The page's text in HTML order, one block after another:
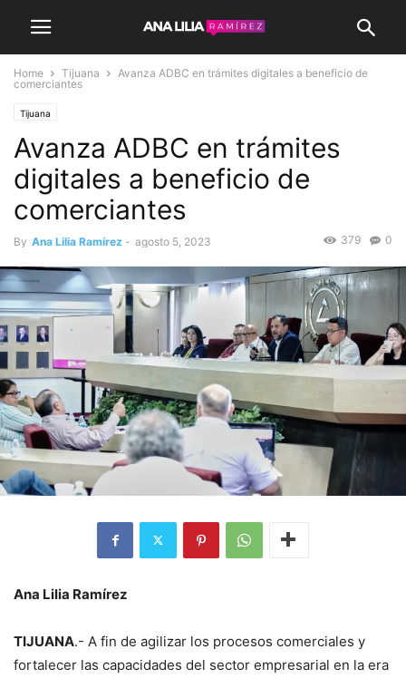
Home Tijuana
Avanza ADBC en trámites digitales a beneficio de
comerciantes
Tijuana
Avanza ADBC en trámites
digitales a beneficio de
comerciantes
By Ana Lilia Ramírez - agosto 5, 2023 0
379
Ana Lilia Ramírez
TIJUANA.- A fin de agilizar los procesos comerciales y
fortalecer las capacidades del sector empresarial en la era